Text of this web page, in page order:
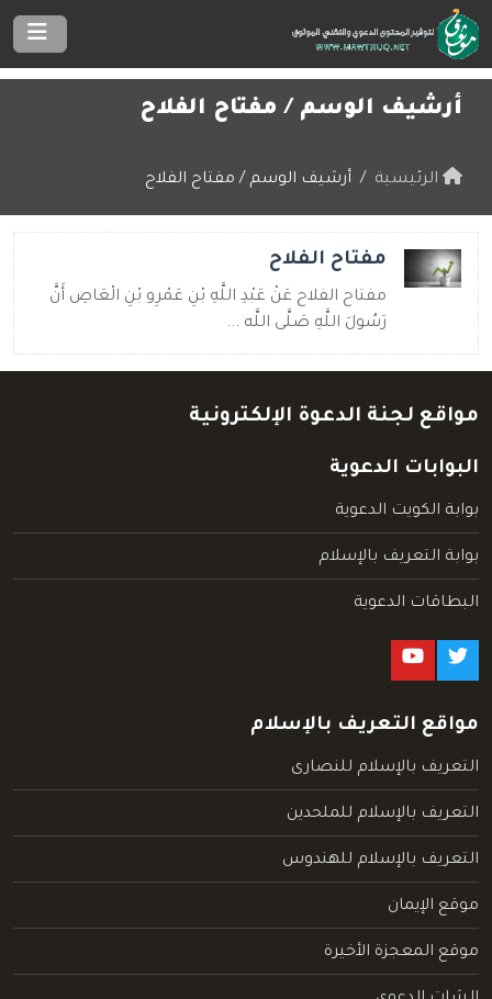
أرشيف الوسم / مفتاح الفلاح
الرئيسية أرشيف الوسم / مفتاح الفلاح
مفتاح الفلاح
مفتاح الفلاح عَنْ عَبْدِ اللَّهِ بْنِ عَمْرِو بْنِ الْعَاصِ أَنَّ
رَسُولَ اللَّهِ صَلَّى اللَّه ...
مواقع لجنة الدعوة الإلكترونية
البوابات الدعوية
بوابة الكويت الدعوية
بوابة التعريف بالإسلام
البطاقات الدعوية
مواقع التعريف بالإسلام
التعريف بالإسلام للنصارى
التعريف بالإسلام للملحدين
التعريف بالإسلام للهندوس
موقع الإيمان
موقع المعجزة الأخيرة